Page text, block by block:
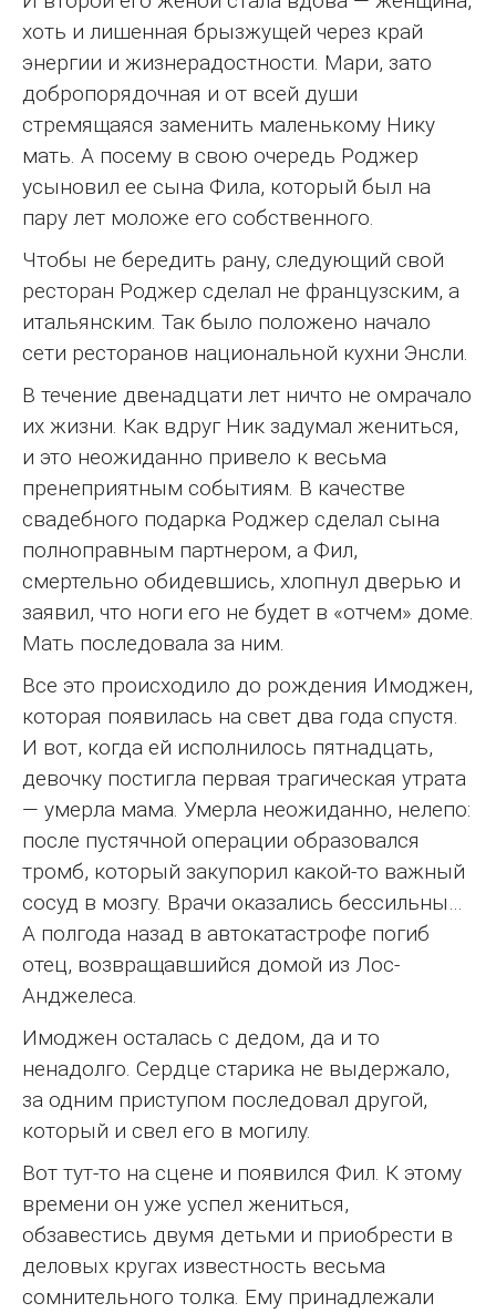
хоть и лишенная брызжущей через край
энергии и жизнерадостности. Мари, зато
добропорядочная и от всей души
стремящаяся заменить маленькому Нику
мать. А посему в свою очередь Роджер
усыновил ее сына Фила, который был на
пару лет моложе его собственного.
Чтобы не бередить рану, следующий свой
ресторан Роджер сделал не французским, а
итальянским. Так было положено начало
сети ресторанов национальной кухни Энсли.
В течение двенадцати лет ничто не омрачало
их жизни. Как вдруг Ник задумал жениться,
и это неожиданно привело к весьма
пренеприятным событиям. В качестве
свадебного подарка Роджер сделал сына
полноправным партнером, а Фил,
смертельно обидевшись, хлопнул дверью и
заявил, что ноги его не будет в «отчем» доме.
Мать последовала за ним.
Все это происходило до рождения Имоджен,
которая появилась на свет два года спустя.
И вот, когда ей исполнилось пятнадцать,
девочку постигла первая трагическая утрата
— умерла мама. Умерла неожиданно, нелепо:
после пустячной операции образовался
тромб, который закупорил какой-то важный
сосуд в мозгу. Врачи оказались бессильны…
А полгода назад в автокатастрофе погиб
отец, возвращавшийся домой из Лос-
Анджелеса.
Имоджен осталась с дедом, да и то
ненадолго. Сердце старика не выдержало,
за одним приступом последовал другой,
который и свел его в могилу.
Вот тут-то на сцене и появился Фил. К этому
времени он уже успел жениться,
обзавестись двумя детьми и приобрести в
деловых кругах известность весьма
сомнительного толка. Ему принадлежали